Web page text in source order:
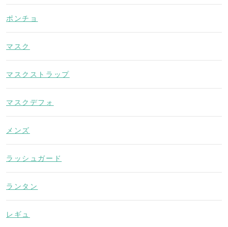
ポンチョ
マスク
マスクストラップ
マスクデフォ
メンズ
ラッシュガード
ランタン
レギュ